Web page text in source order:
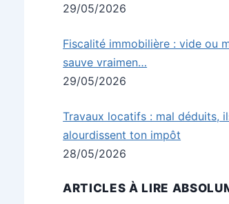
29/05/2026
Fiscalité immobilière : vide ou
sauve vraimen…
29/05/2026
Travaux locatifs : mal déduits,
alourdissent ton impôt
28/05/2026
ARTICLES À LIRE